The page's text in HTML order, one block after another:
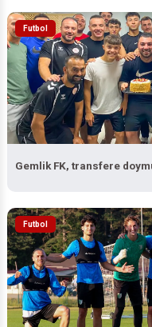
Futbol
Gemlik FK, transfere
Futbol